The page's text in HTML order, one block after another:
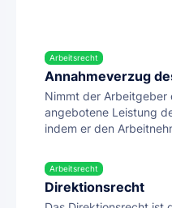
Arbeitsrecht
Annahmeverzug
Nimmt der Arbeitgeber
angebotene Leistung
indem er den
Arbeitsrecht
Direktionsrecht